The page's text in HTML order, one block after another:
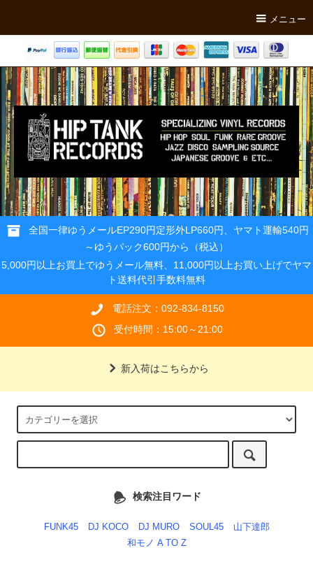
メニュー
全国一律ゆうメールEP290円定形外LP660円、ヤマト運輸540円
～ゆうパック600円から（税込）
5,000円以上お買上でゆうメール無料、11,000円以上お買い上げでヤマ
ト送料代引手数料無料
電話注文：092-834-8150
受付時間：15:00～21:00
新入荷はこちらから
検索注目ワード
FUNK45 DJ KOCO DJ MURO SOUL45
山下達郎
和モノ A TO Z